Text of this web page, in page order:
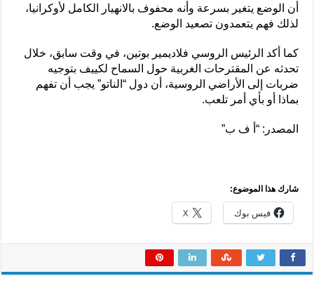
أن الوضع يتغير بسرعة وأنه محفوف بالانهيار الكامل لأوكرانيا،
لذلك فهم يتعمدون تصعيد الوضع.
كما أكد الرئيس الروسي فلاديمير بوتين، في وقت سابق، خلال
تحدثه عن المقترحات الغربية حول السماح لكييف بتوجيه
ضربات إلى الأراضي الروسية، أن دول “الناتو” يجب أن تفهم
بماذا أو بأي أمر تلعب.
المصدر: “أ ف ب”
شارك هذا الموضوع:
فيس بوك X